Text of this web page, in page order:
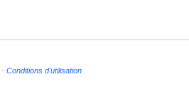
- Conditions d'utilisation